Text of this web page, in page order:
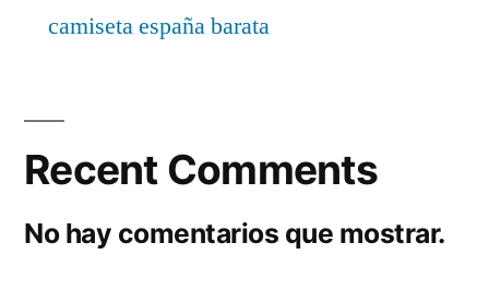
camiseta españa barata
Recent Comments
No hay comentarios que mostrar.